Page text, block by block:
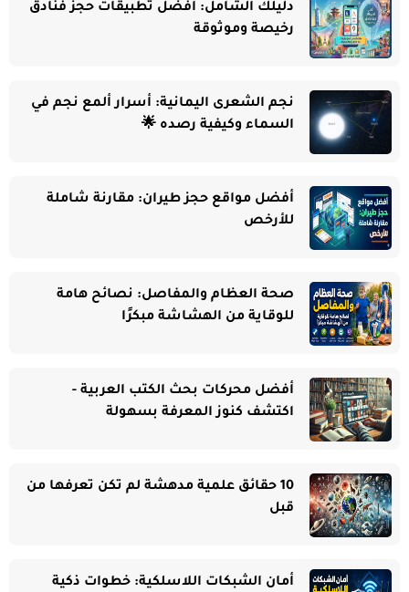
دليلك الشامل: أفضل تطبيقات حجز فنادق
رخيصة وموثوقة
نجم الشعرى اليمانية: أسرار ألمع نجم في
السماء وكيفية رصده 🌟
أفضل مواقع حجز طيران: مقارنة شاملة
للأرخص
صحة العظام والمفاصل: نصائح هامة
للوقاية من الهشاشة مبكرًا
أفضل محركات بحث الكتب العربية -
اكتشف كنوز المعرفة بسهولة
10 حقائق علمية مدهشة لم تكن تعرفها من
قبل
أمان الشبكات اللاسلكية: خطوات ذكية